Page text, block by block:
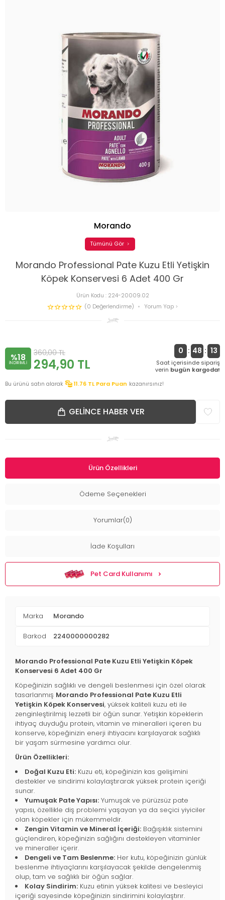
Morando Professional Pate Kuzu Etli Yetişkin
Köpek Konservesi 6 Adet 400 Gr
Ürün Kodu : 224-20009.02
(0 Değerlendirme)
Yorum Yap
Morando
Tümünü Gör
%18
INDIRIMLI
360,00TL
294,90 TL
0 : 48 : 13
Saat içerisinde sipariş
verin bugün kargoda!
Bu ürünü satın alarak
11.76 TL Para Puan kazanırsınız!
GELINCE HABER VER
Ürün Özellikleri
Ödeme Seçenekleri
Yorumlar(0)
İade Koşulları
Pet Card Kullanımı
Marka Morando
Barkod 2240000000282
Morando Professional Pate Kuzu Etli Yetişkin Köpek
Konservesi 6 Adet 400 Gr
Köpeğinizin sağlıklı ve dengeli beslenmesi için özel olarak
tasarlanmış Morando Professional Pate Kuzu Etli
Yetişkin Köpek Konservesi, yüksek kaliteli kuzu eti ile
zenginleştirilmiş lezzetli bir öğün sunar. Yetişkin köpeklerin
ihtiyaç duyduğu protein, vitamin ve mineralleri içeren bu
konserve, köpeğinizin enerji ihtiyacını karşılayarak sağlıklı
bir yaşam sürmesine yardımcı olur.
Ürün Özellikleri:
Doğal Kuzu Eti: Kuzu eti, köpeğinizin kas gelişimini
destekler ve sindirimi kolaylaştırarak yüksek protein içeriği
sunar.
Yumuşak Pate Yapısı: Yumuşak ve pürüzsüz pate
yapısı, özellikle diş problemi yaşayan ya da seçici yiyiciler
olan köpekler için mükemmeldir.
Zengin Vitamin ve Mineral İçeriği: Bağışıklık sistemini
güçlendiren, köpeğinizin sağlığını destekleyen vitaminler
ve mineraller içerir.
Dengeli ve Tam Beslenme: Her kutu, köpeğinizin günlük
beslenme ihtiyaçlarını karşılayacak şekilde dengelenmiş
olup, tam ve sağlıklı bir öğün sağlar.
Kolay Sindirim: Kuzu etinin yüksek kalitesi ve besleyici
içeriği sayesinde köpeğinizin sindirimini kolaylaştırır.